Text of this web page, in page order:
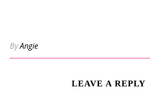
ByAngie
LEAVE A REPLY